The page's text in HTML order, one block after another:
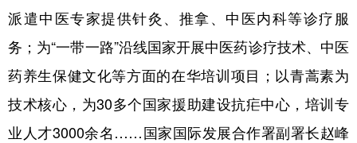
派遣中医专家提供针灸、推拿、中医内科等诊疗服
务；为“一带一路”沿线国家开展中医药诊疗技术、中医
药养生保健文化等方面的在华培训项目；以青蒿素为
技术核心，为30多个国家援助建设抗疟中心，培训专
业人才3000余名……国家国际发展合作署副署长赵峰